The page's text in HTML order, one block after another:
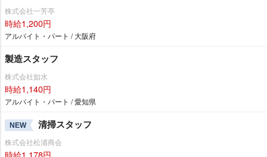
株式会社一芳亭
時給1,200円
アルバイト・パート / 大阪府
製造スタッフ
株式会社如水
時給1,140円
アルバイト・パート / 愛知県
NEW 清掃スタッフ
株式会社松浦商会
時給1,178円